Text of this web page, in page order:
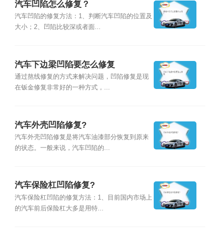
汽车凹陷怎么修复？
汽车凹陷的修复方法：1、判断汽车凹陷的位置及
大小；2、凹陷比较深或者面...
汽车下边梁凹陷要怎么修复
通过熬线修复的方式来解决问题，凹陷修复是现
在钣金修复非常好的一种方式，...
汽车外壳凹陷修复?
汽车外壳凹陷修复是将汽车油漆部分恢复到原来
的状态。一般来说，汽车凹陷的...
汽车保险杠凹陷修复?
汽车保险杠凹陷的修复方法：1、目前国内市场上
的汽车前后保险杠大多是用特...